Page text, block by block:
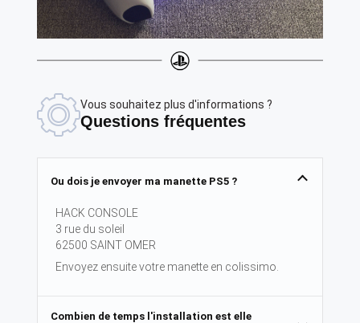
Vous souhaitez plus d'informations ?
Questions fréquentes
Ou dois je envoyer ma manette PS5 ?
HACK CONSOLE
3 rue du soleil
62500 SAINT OMER
Envoyez ensuite votre manette en colissimo.
Combien de temps l'installation est elle